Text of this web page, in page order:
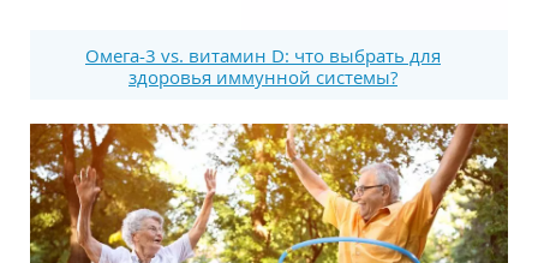
Омега-3 vs. витамин D: что выбрать для
здоровья иммунной системы?